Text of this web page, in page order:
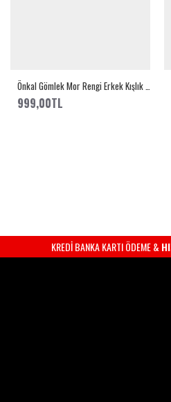
Önkal Gömlek Mor Rengi Erkek Kışlık Uzun Kollu Klasik Geniş Kesim Gömlek ONK016
999,00TL
KARTI &KREDİ KARTI İLE ÖDEME